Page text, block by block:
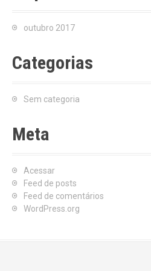
outubro 2017
Categorias
Sem categoria
Meta
Acessar
Feed de posts
Feed de comentários
WordPress.org